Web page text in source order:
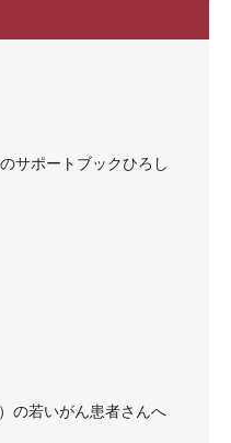
サポートブックひろし
の若いがん患者さんへ